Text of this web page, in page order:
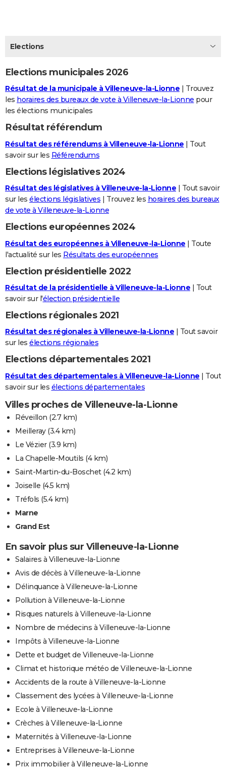
CARTE DE VOEUX
Carte de Noël
Carte Bonne année
Carte Saint-Valentin
Carte Pâques
Carte d'anniversaire
DICTIONNAIRE
Dictionnaire
Biographies
Citations
Expressions
Proverbes
PROGRAMME TV
S'inscrire
Se connecter
Lycées
Collèges
Primaires
Universités
Entreprises
Service militaire
Avis de recherche
AVIS DE DÉCÈS
FORUM
Bricolage
Lifestyle
Culture
Sport
Auto
Television
Voyage
Cinema
Elections
Elections municipales 2026
Résultat de la municipale à Villeneuve-la-Lionne | Trouvez
les horaires des bureaux de vote à Villeneuve-la-Lionne pour
les élections municipales
Résultat référendum
Résultat des référendums à Villeneuve-la-Lionne | Tout
savoir sur les Référendums
Elections législatives 2024
Résultat des législatives à Villeneuve-la-Lionne | Tout savoir
sur les élections législatives | Trouvez les horaires des bureaux
de vote à Villeneuve-la-Lionne
Elections européennes 2024
Résultat des européennes à Villeneuve-la-Lionne | Toute
l'actualité sur les Résultats des européennes
Election présidentielle 2022
Résultat de la présidentielle à Villeneuve-la-Lionne | Tout
savoir sur l'élection présidentielle
Elections régionales 2021
Résultat des régionales à Villeneuve-la-Lionne | Tout savoir
sur les élections régionales
Elections départementales 2021
Résultat des départementales à Villeneuve-la-Lionne | Tout
savoir sur les élections départementales
Villes proches de Villeneuve-la-Lionne
Réveillon (2.7 km)
Meilleray(3.4 km)
Le Vézier(3.9 km)
La Chapelle-Moutils (4 km)
Saint-Martin-du-Boschet(4.2 km)
Joiselle (4.5 km)
Tréfols (5.4 km)
Marne
Grand Est
En savoir plus sur Villeneuve-la-Lionne
Salaires à Villeneuve-la-Lionne
Avis de décès à Villeneuve-la-Lionne
Délinquance à Villeneuve-la-Lionne
Pollution à Villeneuve-la-Lionne
Risques naturels à Villeneuve-la-Lionne
Nombre de médecins à Villeneuve-la-Lionne
Impôts à Villeneuve-la-Lionne
Dette et budget de Villeneuve-la-Lionne
Climat et historique météo de Villeneuve-la-Lionne
Accidents de la route à Villeneuve-la-Lionne
Classement des lycées à Villeneuve-la-Lionne
Ecole à Villeneuve-la-Lionne
Crèches à Villeneuve-la-Lionne
Maternités à Villeneuve-la-Lionne
Entreprises à Villeneuve-la-Lionne
Prix immobilier à Villeneuve-la-Lionne